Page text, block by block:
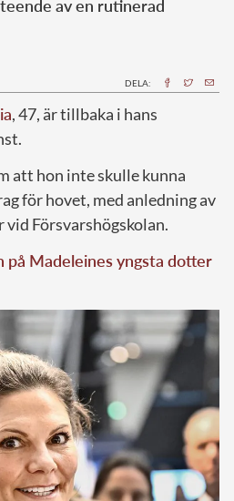
av en rutinerad
DELA:
, 47, är tillbaka i hans
att hon inte skulle kunna
för hovet, med anledning av
Försvarshögskolan.
på Madeleines yngsta dotter